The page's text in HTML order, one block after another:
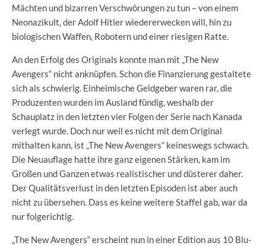
Mächten und bizarren Verschwörungen zu tun – von einem
Neonazikult, der Adolf Hitler wiedererwecken will, hin zu
biologischen Waffen, Robotern und einer riesigen Ratte.
An den Erfolg des Originals konnte man mit „The New
Avengers“ nicht anknüpfen. Schon die Finanzierung gestaltete
sich als schwierig. Einheimische Geldgeber waren rar, die
Produzenten wurden im Ausland fündig, weshalb der
Schauplatz in den letzten vier Folgen der Serie nach Kanada
verlegt wurde. Doch nur weil es nicht mit dem Original
mithalten kann, ist „The New Avengers“ keineswegs schwach.
Die Neuauflage hatte ihre ganz eigenen Stärken, kam im
Großen und Ganzen etwas realistischer und düsterer daher.
Der Qualitätsverlust in den letzten Episoden ist aber auch
nicht zu übersehen. Dass es keine weitere Staffel gab, war da
nur folgerichtig.
„The New Avengers“ erscheint nun in einer Edition aus 10 Blu-